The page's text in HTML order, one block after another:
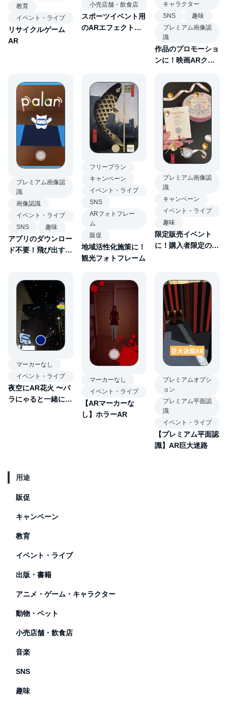
教育
イベント・ライブ
リサイクルゲーム
AR
小売店舗・飲食店
スポーツイベント用
のARエフェクト・
キャラクター
SNS
趣味
プレミアム画像認
識
作品のプロモーショ
ンに！映画ARクイ
プレミアム画像認
識
画像認識
イベント・ライブ
SNS
趣味
アプリのダウンロー
ド不要！飛び出す
フリープラン
キャンペーン
イベント・ライブ
SNS
ARフォトフレー
ム
販促
地域活性化施策に！
観光フォトフレーム
プレミアム画像認
識
キャンペーン
イベント・ライブ
趣味
限定販売イベント
に！購入者限定の記
マーカーなし
イベント・ライブ
夜空にAR花火 〜パ
ラにゃると一緒に花
マーカーなし
イベント・ライブ
【ARマーカーな
し】ホラーAR
プレミアムオプシ
ョン
プレミアム平面認
識
イベント・ライブ
【プレミアム平面認
識】AR巨大迷路
用途
販促
キャンペーン
教育
イベント・ライブ
出版・書籍
アニメ・ゲーム・キャラクター
動物・ペット
小売店舗・飲食店
音楽
SNS
趣味